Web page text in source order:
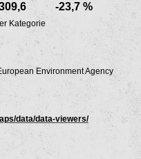
-23,7 %
Kategorie
Environment Agency
data/data-viewers/